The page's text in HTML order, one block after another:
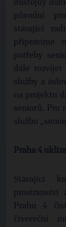
důstojný
původní
stávající
připravíme
potřeby
dále rozvíjet
služby a
na projektu
seniorů. Pro
službu
Praha 4
Stávající
prostranství
Prahu 4
čtvereční